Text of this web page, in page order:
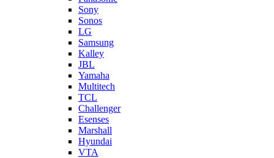
Sony
Sonos
LG
Samsung
Kalley
JBL
Yamaha
Multitech
TCL
Challenger
Esenses
Marshall
Hyundai
VTA